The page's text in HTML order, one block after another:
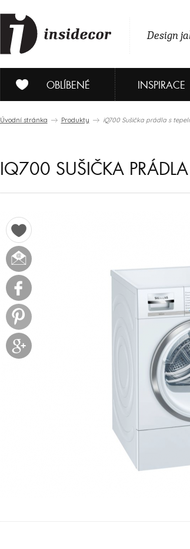
Design
OBLÍBENÉ INSPIRACE
Úvodní stránka Produkty iQ700 Sušička prádla s
IQ700 SUŠIČKA PRÁDLA